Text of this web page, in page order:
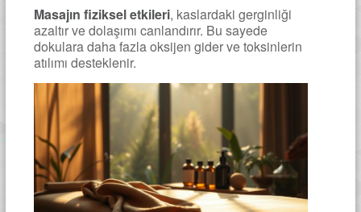
Masajın fiziksel etkileri, kaslardaki gerginliği
azaltır ve dolaşımı canlandırır. Bu sayede
dokulara daha fazla oksijen gider ve toksinlerin
atılımı desteklenir.